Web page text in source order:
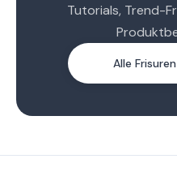
Tutorials, Trend-
Alle